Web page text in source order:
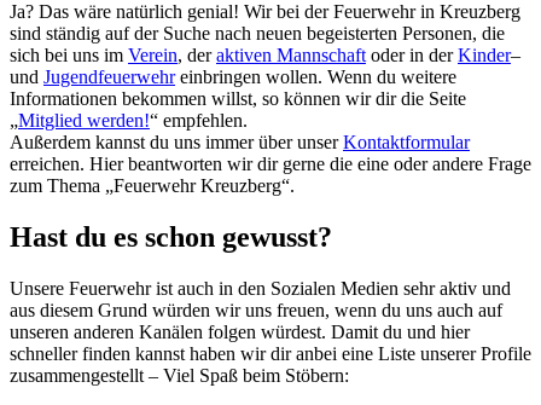
Ja? Das wäre natürlich genial! Wir bei der Feuerwehr in Kreuzberg
sind ständig auf der Suche nach neuen begeisterten Personen, die
sich bei uns im Verein, deraktiven Mannschaft oder in derKinder–
und Jugendfeuerwehreinbringen wollen. Wenn du weitere
Informationen bekommen willst, so können wir dir die Seite
„Mitglied werden!“ empfehlen.
Außerdem kannst du uns immer über unserKontaktformular
erreichen. Hier beantworten wir dir gerne die eine oder andere Frage
zum Thema „Feuerwehr Kreuzberg“.
Hast du es schon gewusst?
Unsere Feuerwehr ist auch in den Sozialen Medien sehr aktiv und
aus diesem Grund würden wir uns freuen, wenn du uns auch auf
unseren anderen Kanälen folgen würdest. Damit du und hier
schneller finden kannst haben wir dir anbei eine Liste unserer Profile
zusammengestellt – Viel Spaß beim Stöbern: